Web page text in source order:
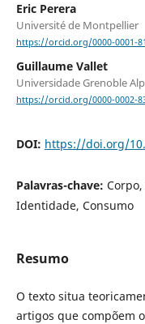
Eric Perera
Université de Montpellier
https://orcid.org/0000-0001-
Guillaume Vallet
Universidade Grenoble
https://orcid.org/0000-0002-
DOI: https://doi.org/
Palavras-chave:
Identidade, Consumo
Resumo
O texto situa
artigos que compõem